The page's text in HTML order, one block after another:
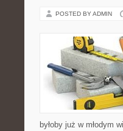
POSTED BY ADMIN
byłoby już w młodym